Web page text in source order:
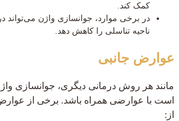
کمک کند.
در برخی موارد، جوانسازی واژن می‌تواند
ناحیه تناسلی را کاهش دهد.
عوارض جانبی
مانند هر روش درمانی دیگری، جوانسازی
است با عوارضی همراه باشد. برخی از
از: